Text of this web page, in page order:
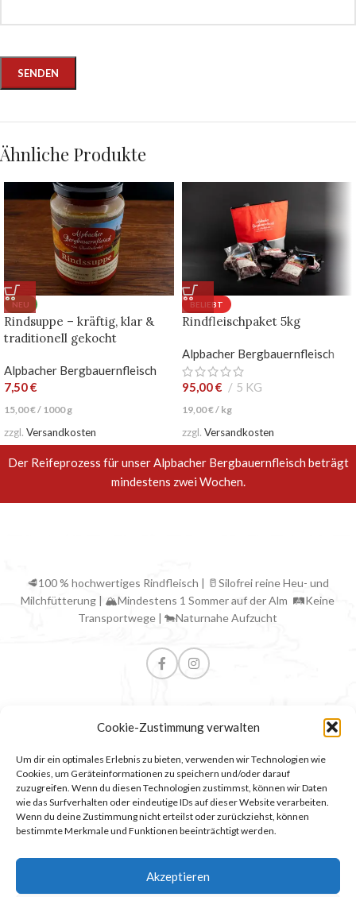
Cookie-Zustimmung verwalten
Um dir ein optimales Erlebnis zu bieten, verwenden wir Technologien wie
Cookies, um Geräteinformationen zu speichern und/oder darauf
zuzugreifen. Wenn du diesen Technologien zustimmst, können wir Daten
wie das Surfverhalten oder eindeutige IDs auf dieser Website verarbeiten.
Wenn du deine Zustimmung nicht erteilst oder zurückziehst, können
bestimmte Merkmale und Funktionen beeinträchtigt werden.
Akzeptieren
Ähnliche Produkte
NEU
Rindsuppe – kräftig, klar &
traditionell gekocht
Alpbacher Bergbauernfleisch
7,50€
15,00€/ 1000 g
zzgl. Versandkosten
BELIEBT
Rindfleischpaket 5kg
Alpbacher Bergbauernfleisch
95,00€ 5 KG
19,00€/ kg
zzgl. Versandkosten
Der Reifeprozess für unser Alpbacher Bergbauernfleisch beträgt
mindestens zwei Wochen.
🥩100 % hochwertiges Rindfleisch | 🥛Silofrei reine Heu- und
Milchfütterung | 🏔Mindestens 1 Sommer auf der Alm 🛤Keine
Transportwege | 🐄Naturnahe Aufzucht
ALPBACH INFOS
PARTNERLINKS
PREMIUM E-COMMERCE SOLUTIONS. |